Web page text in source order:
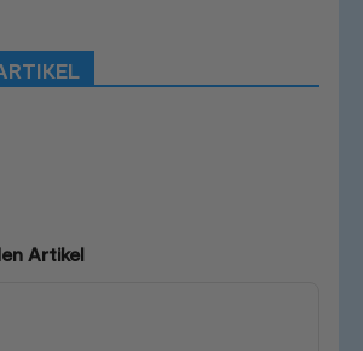
Artikel